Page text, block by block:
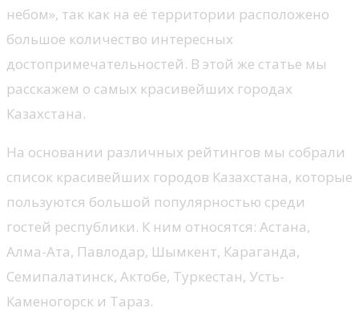
небом», так как на её территории расположено
большое количество интересных
достопримечательностей. В этой же статье мы
расскажем о самых красивейших городах
Казахстана.
На основании различных рейтингов мы собрали
список красивейших городов Казахстана, которые
пользуются большой популярностью среди
гостей республики. К ним относятся: Астана,
Алма-Ата, Павлодар, Шымкент, Караганда,
Семипалатинск, Актобе, Туркестан, Усть-
Каменогорск и Тараз.